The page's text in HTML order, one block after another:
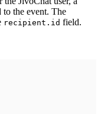
the event. The
recipient.id field.